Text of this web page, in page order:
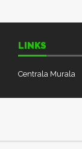
LINKS
Centrala Murala